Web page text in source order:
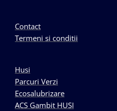
Contact
Termeni si conditii
Husi
Parcuri Verzi
Ecosalubrizare
ACS Gambit HUSI